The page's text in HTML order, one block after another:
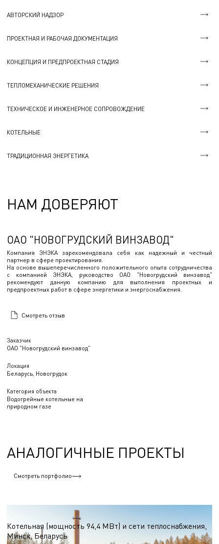
АВТОРСКИЙ НАДЗОР
ПРОЕКТНАЯ И РАБОЧАЯ ДОКУМЕНТАЦИЯ
КОНЦЕПЦИЯ И ПРЕДПРОЕКТНАЯ СТАДИЯ
ТЕПЛОМЕХАНИЧЕСКИЕ РЕШЕНИЯ
ТЕХНИЧЕСКОЕ И ИНЖЕНЕРНОЕ СОПРОВОЖДЕНИЕ
КОТЕЛЬНЫЕ
ТРАДИЦИОННАЯ ЭНЕРГЕТИКА
НАМ ДОВЕРЯЮТ
Заказчик
ОАО "Новогрудский винзавод"
Локация
Беларусь, Новогрудок
Категория объекта
Водогрейные котельные на
природном газе
ОАО "НОВОГРУДСКИЙ ВИНЗАВОД"
Компания ЭНЭКА зарекомендовала себя как надежный и честный
партнер в сфере проектирования.
На основе вышеперечисленного положительного опыта сотрудничества
с компанией ЭНЭКА, руководство ОАО "Новогрудский винзавод"
рекомендуют данную компанию для выполнения проектных и
предпроектных работ в сфере энергетики и энергоснабжения.
Смотреть отзыв
АНАЛОГИЧНЫЕ ПРОЕКТЫ
Смотреть портфолио
Котельная (мощность 94,4 МВт) и сети теплоснабжения,
Минск, Беларусь